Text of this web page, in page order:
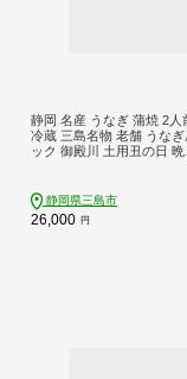
静岡 名産 うなぎ 蒲焼 2人
冷蔵 三島名物 老舗 うな
ック 御殿川 土用丑の日 晩
丼 鰻料理 蒲焼き うなぎ蒲
うなぎ料理 ウナギ 鰻 うな
蒲焼セット 静岡うなぎ 三
静岡県三島市
26,000 円